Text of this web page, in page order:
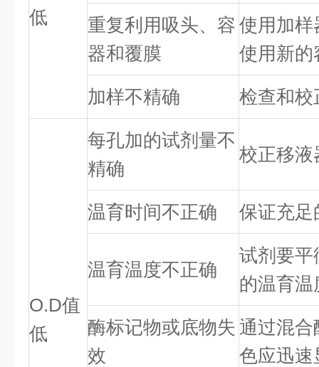
低
重复利用吸头、容
器和覆膜
使用加样
使用新的
加样不精确 检查和校
O.D值
低
每孔加的试剂量不
精确
校正移液
温育时间不正确 保证充足
温育温度不正确
试剂要平
的温育温
酶标记物或底物失
效
通过混
色应迅速